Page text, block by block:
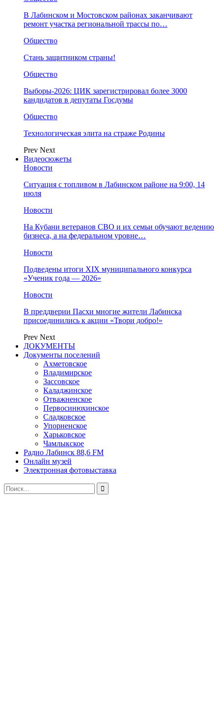
В Лабинском и Мостовском районах заканчивают
ремонт участка региональной трассы по…
Общество
Стань защитником страны!
Общество
Выборы-2026: ЦИК зарегистрировал более 3000
кандидатов в депутаты Госдумы
Общество
Технологическая элита на страже Родины
Prev Next
Видеосюжеты
Новости
Ситуация с топливом в Лабинском районе на 9:00, 14
июля
Новости
На Кубани ветеранов СВО и их семьи обучают ведению
бизнеса, а на федеральном уровне…
Новости
Подведены итоги XIX муниципального конкурса
«Ученик года — 2026»
Новости
В преддверии Пасхи многие жители Лабинска
присоединились к акции «Твори добро!»
Prev Next
ДОКУМЕНТЫ
Документы поселений
Ахметовское
Владимирское
Зассовское
Каладжинское
Отважненское
Первосинюхинское
Сладковское
Упорненское
Харьковское
Чамлыкское
Радио Лабинск 88,6 FM
Онлайн музей
Электронная фотовыставка